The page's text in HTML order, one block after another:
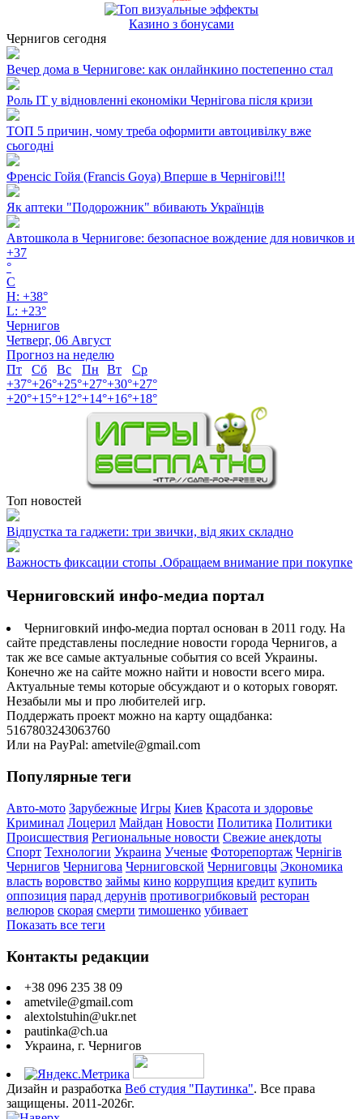
Казино з бонусами
Чернигов сегодня
Вечер дома в Чернигове: как онлайнкино постепенно стал
Роль ІТ у відновленні економіки Чернігова після кризи
ТОП 5 причин, чому треба оформити автоцивілку вже
сьогодні
Френсіс Гойя (Francis Goya) Вперше в Чернігові!!!
Як аптеки "Подорожник" вбивають Українців
Автошкола в Чернигове: безопасное вождение для новичков и
+37
°
C
H: +38°
L: +23°
Чернигов
Четверг, 06 Август
Прогноз на неделю
Пт
Сб Вс Пн Вт
Ср
+37°+26°+25°+27°+30°+27°
+20°+15°+12°+14°+16°+18°
Топ новостей
Відпустка та гаджети: три звички, від яких складно
Важность фиксации стопы .Обращаем внимание при покупке
Черниговский инфо-медиа портал
Черниговкий инфо-медиа портал основан в 2011 году. На
сайте представлены последние новости города Чернигов, а
так же все самые актуальные события со всей Украины.
Конечно же на сайте можно найти и новости всего мира.
Актуальные темы которые обсуждают и о которых говорят.
Незабыли мы и про любителей игр.
Поддержать проект можно на карту ощадбанка:
5167803243063760
Или на PayPal: ametvile@gmail.com
Популярные теги
Авто-мото Зарубежные Игры Киев Красота и здоровье
Криминал Лоцерил Майдан Новости Политика Политики
Происшествия Региональные новости Свежие анекдоты
Спорт Технологии Украина Ученые Фоторепортаж Чернігів
Чернигов Чернигова Черниговской Черниговцы Экономика
власть воровство займы кино коррупция кредит купить
оппозиция парад дерунів противогрибковый ресторан
велюров скорая смерти тимошенко убивает
Показать все теги
Контакты редакции
+38 096 235 38 09
ametvile@gmail.com
alextolstuhin@ukr.net
pautinka@ch.ua
Украина, г. Чернигов
Дизайн и разработка Веб студия "Паутинка". Все права
защищены. 2011-2026г.